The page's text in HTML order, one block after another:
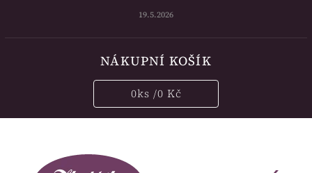
19.5.2026
NÁKUPNÍ KOŠÍK
0ks /0 Kč